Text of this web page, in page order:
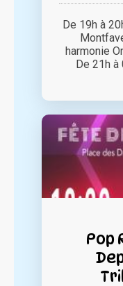
De 19h à
harmonie
De 21h à
Pop